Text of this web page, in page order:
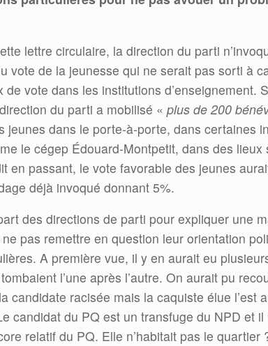
lettre circulaire, la direction du parti
vote de la jeunesse qui ne serait pas sorti à
de vote dans les institutions d’enseignement.
du parti a mobilisé « plus de 200
jeunes dans le porte-à-porte, dans certaines
le cégep Édouard-Montpetit, dans des
en passant, le vote favorable des jeunes
déjà invoqué donnant 5%.
des directions de parti pour expliquer une
pas remettre en question leur orientation
A première vue, il y en aurait eu
l’une après l’autre. On aurait pu
candidate racisée mais la caquiste élue l’est
candidat du PQ est un transfuge du NPD et
relatif du PQ. Elle n’habitait pas le quartier